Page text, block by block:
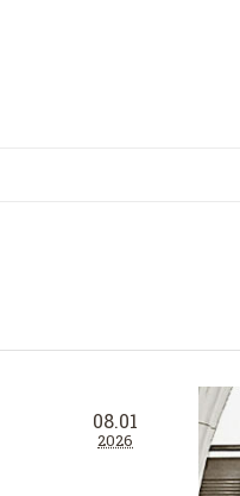
08.01
2026